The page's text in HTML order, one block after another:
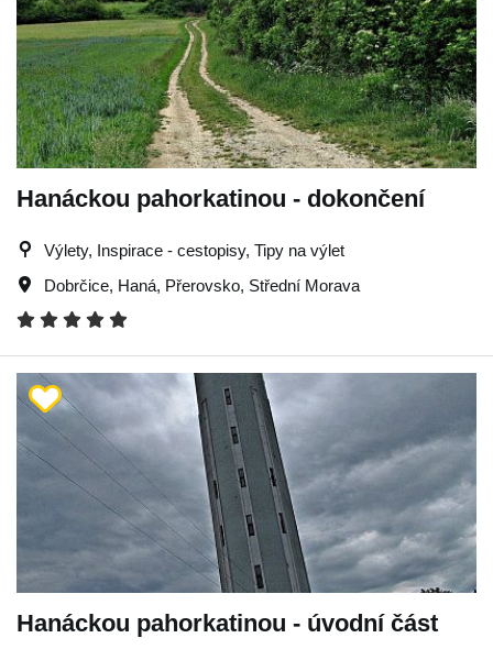
Hanáckou pahorkatinou - dokončení
Výlety, Inspirace - cestopisy, Tipy na výlet
Dobrčice, Haná, Přerovsko, Střední Morava
Hanáckou pahorkatinou - úvodní část